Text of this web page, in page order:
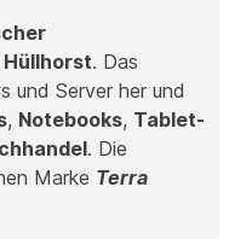
Hüllhorst. Das
und Server her und
, Notebooks, Tablet-
. Die
Marke Terra